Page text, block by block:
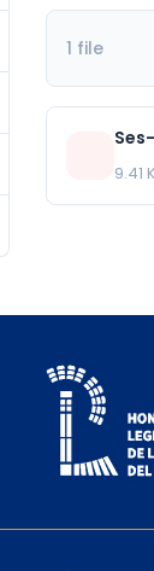
1 file
9.41